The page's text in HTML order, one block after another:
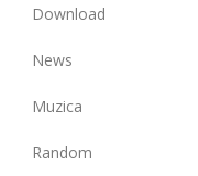
Download
News
Muzica
Random